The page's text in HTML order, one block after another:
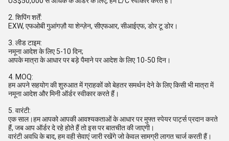
2. शिपिंग शर्तें:
EXW, एफओबी गुआंगज़ौ या शेन्ज़ेन, सीएफआर, सीआईएफ, डोर टू डोर।
3. लीड टाइम:
नमूना आदेश के लिए 5-10 दिन;
आपके मात्रा के आधार पर बड़े पैमाने पर आदेश के लिए 10-50 दिन।
4. MOQ:
हम अपने सहयोग की शुरुआत में ग्राहकों को बेहतर समर्थन देने के लिए किसी भी मात्रा में
नमूना आदेश और मिनी ऑर्डर स्वीकार करते हैं।
5. वारंटी:
एक साल।हम आपको आपकी आवश्यकताओं के आधार पर मुफ्त स्पेयर पार्ट्स प्रदान करते
हैं, जब आप ऑर्डर दे रहे होते हैं तो इस पर बातचीत की जाएगी।
वारंटी अवधि के बाद, हम वही सेवाएं जारी रखेंगे जो केवल सामग्री लागत चार्ज करती हैं।